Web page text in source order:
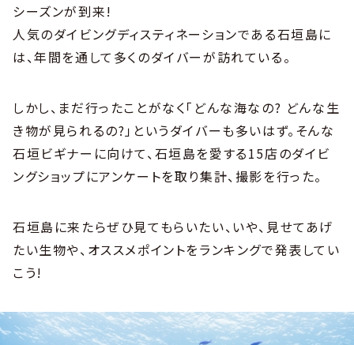
シーズンが到来!
人気のダイビングディスティネーションである石垣島に
は、年間を通して多くのダイバーが訪れている。
しかし、まだ行ったことがなく「どんな海なの? どんな生
き物が見られるの?」というダイバーも多いはず。そんな
石垣ビギナーに向けて、石垣島を愛する15店のダイビ
ングショップにアンケートを取り集計、撮影を行った。
石垣島に来たらぜひ見てもらいたい、いや、見せてあげ
たい生物や、オススメポイントをランキングで発表してい
こう!